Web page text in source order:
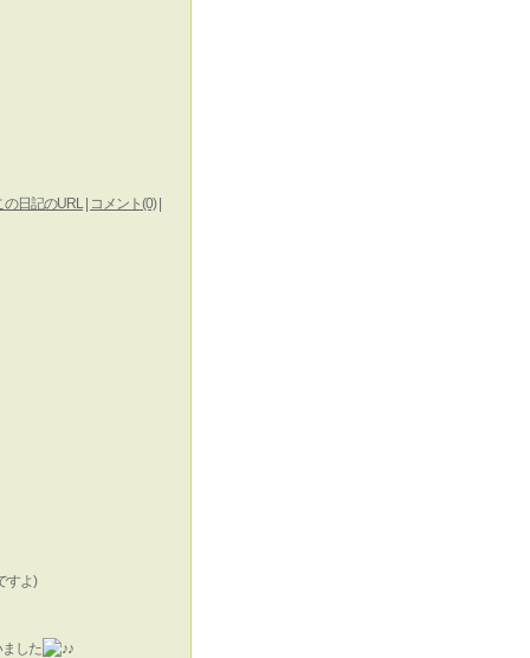
の日記のURL| コメント(0)|
すよ)
した